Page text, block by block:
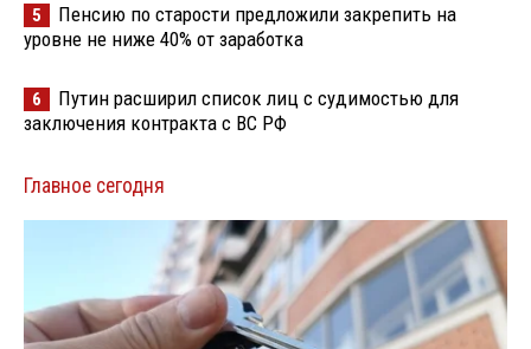
5
Пенсию по старости предложили закрепить на
уровне не ниже 40% от заработка
6
Путин расширил список лиц с судимостью для
заключения контракта с ВС РФ
Главное сегодня